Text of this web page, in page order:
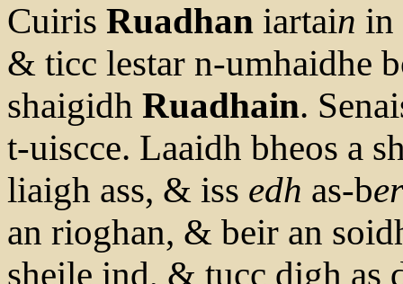
Cuiris Ruadhan iartain in
& ticc lestar n-umhaidhe
shaigidh Ruadhain.
t-uiscce. Laaidh bheos a
liaigh ass, & iss edh as-ber
an rioghan, & beir an
sheile ind, & tucc digh as